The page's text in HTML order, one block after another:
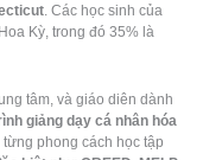
. Các học sinh của
Kỳ, trong đó 35% là
tâm, và giáo diên dành
giảng dạy cá nhân hóa
từng phong cách học tập